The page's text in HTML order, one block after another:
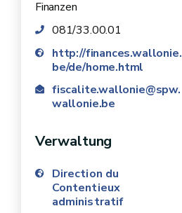
Finanzen
081/33.00.01
http://finances.wallonie.
be/de/home.html
fiscalite.wallonie@spw.
wallonie.be
Verwaltung
Direction du
Contentieux
administratif